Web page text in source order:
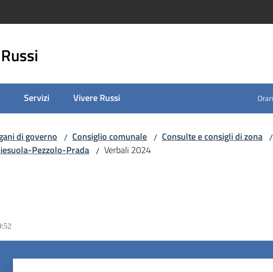
Servizi Vivere Russi
di governo / Consiglio comunale / Consulte e consigli di zona /
Pezzolo-Prada / Verbali 2024